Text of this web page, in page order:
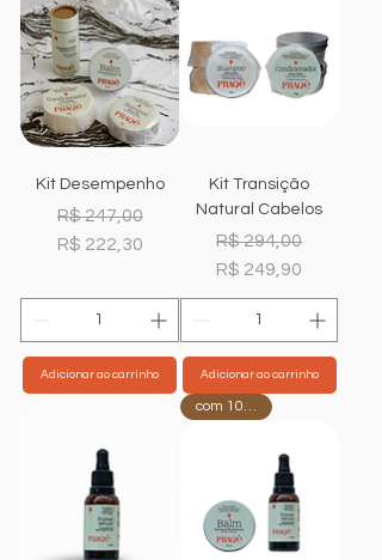
Kit Desempenho
Preço normal
R$ 247,00Preço promocional
R$ 222,30
Adicionar ao carrinho
Kit Transição
Natural Cabelos
Preço normal
R$ 294,00
Preço
R$ 249,90
Adicionar ao carrinho
com 10%OFF